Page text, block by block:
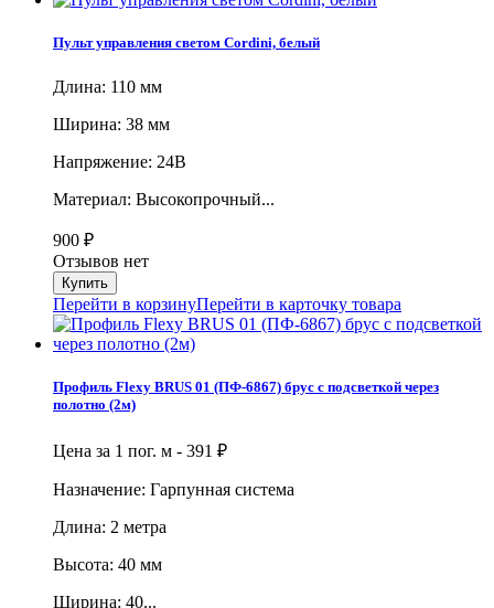
Пульт управления светом Cordini, белый
Длина: 110 мм
Ширина: 38 мм
Напряжение: 24В
Материал: Высокопрочный...
900 ₽
Отзывов нет
Перейти в корзинуПерейти в карточку товара
Профиль Flexy BRUS 01 (ПФ-6867) брус с подсветкой через
полотно (2м)
Цена за 1 пог. м - 391 ₽
Назначение: Гарпунная система
Длина: 2 метра
Высота: 40 мм
Ширина: 40...